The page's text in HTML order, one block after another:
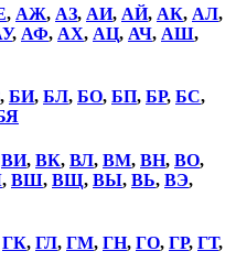
, АЖ, АЗ, АИ, АЙ, АК, АЛ,
, АФ, АХ, АЦ, АЧ, АШ,
, БИ, БЛ, БО, БП, БР, БС,
ВИ, ВК, ВЛ, ВМ, ВН, ВО,
, ВШ, ВЩ, ВЫ, ВЬ, ВЭ,
ГК, ГЛ, ГМ, ГН, ГО, ГР, ГТ,